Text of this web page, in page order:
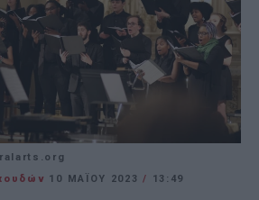
10 ΜΑΪ́ΟΥ 2023/ 13:49